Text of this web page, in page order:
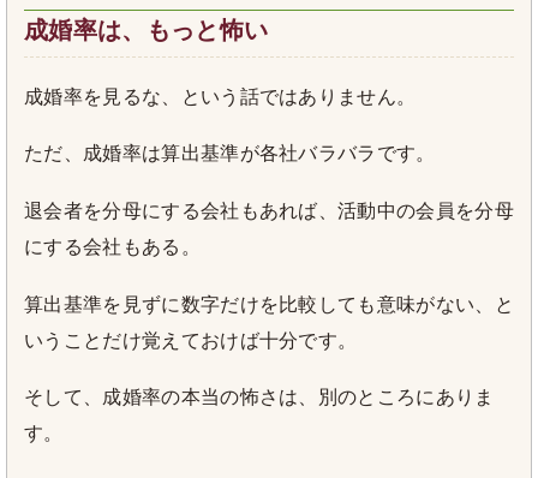
成婚率は、もっと怖い
成婚率を見るな、という話ではありません。
ただ、成婚率は算出基準が各社バラバラです。
退会者を分母にする会社もあれば、活動中の会員を分母
にする会社もある。
算出基準を見ずに数字だけを比較しても意味がない、と
いうことだけ覚えておけば十分です。
そして、成婚率の本当の怖さは、別のところにありま
す。